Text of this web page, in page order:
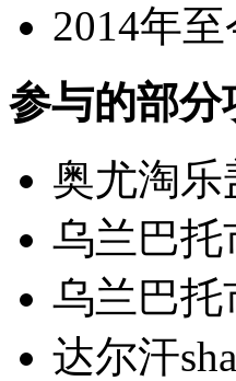
2014年
参与的部分
奥尤淘乐
乌兰巴托
乌兰巴托
达尔汗